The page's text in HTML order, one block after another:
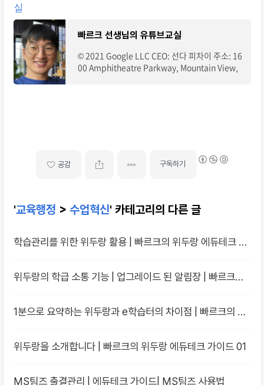
실
빠르크 선생님의 유튜브교실
© 2021 Google LLC CEO: 선다 피차이 주소: 16
00 Amphitheatre Parkway, Mountain View,
공감 구독하기
'교육행정 > 수업혁신' 카테고리의 다른 글
학습관리를 위한 위두랑 활용 | 빠르크의 위두랑 에듀테크 가
위두랑의 학급 소통 기능 | 업그레이드 된 알림장 | 빠르크의
1분으로 요약하는 위두랑과 e학습터의 차이점 | 빠르크의 위
위두랑을 소개합니다 | 빠르크의 위두랑 에듀테크 가이드 01
MS팀즈 출결관리 | 에듀테크 가이드| MS팀즈 사용법